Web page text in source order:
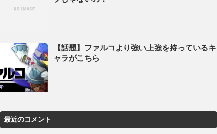
【話題】ファルコより強い上強を持っているキ
ャラがこちら
最近のコメント